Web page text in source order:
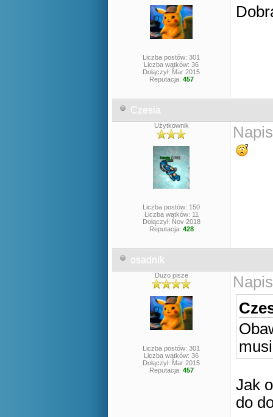
Liczba postów: 301
Liczba wątków: 36
Dołączył: Mar 2015
Reputacja: 457
Czesia
Użytkownik
Liczba postów: 150
Liczba wątków: 11
Dołączył: Nov 2018
Reputacja: 428
osadnik
Dużo pisze
Liczba postów: 301
Liczba wątków: 36
Dołączył: Mar 2015
Reputacja: 457
Jak
do